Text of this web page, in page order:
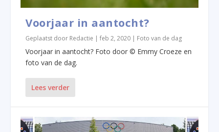
Voorjaar in aantocht?
Geplaatst door Redactie |feb 2, 2020 | Foto van de dag
Voorjaar in aantocht? Foto door © Emmy Croeze en
foto van de dag.
Lees verder